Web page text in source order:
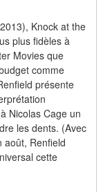
Knock at the
plus fidèles à
Movies que
comme
présente
Nicolas Cage un
les dents. (Avec
août, Renfield
cette